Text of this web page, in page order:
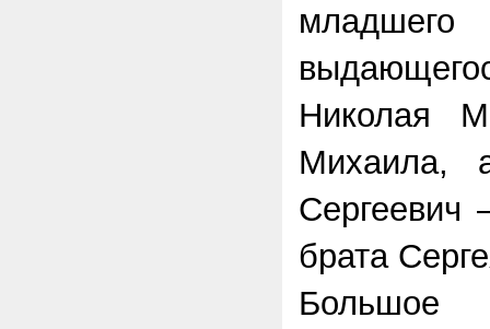
Николая
Михаила,
Сергеевич
брата